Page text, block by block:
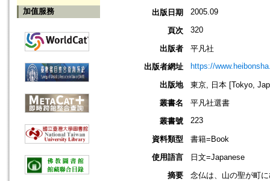
加值服務
出版日期
2005.09
頁次 320
出版者
平凡社
出版者網址
https://
出版地
東京, 日本 [Tokyo,
叢書名
平凡社選書
叢書號
223
資料類型
書籍=Book
使用語言
日文=Japanese
摘要
念仏は、山の聖が町